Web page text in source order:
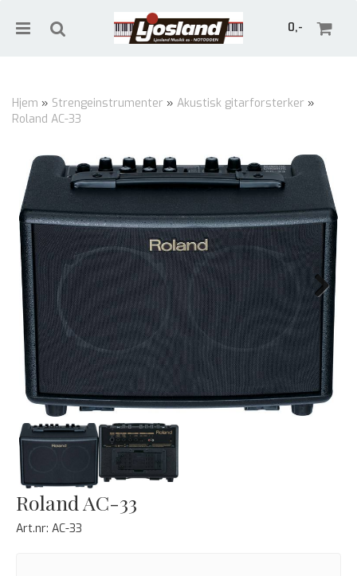
0,-
Hjem » Strengeinstrumenter » Akustisk gitarforsterker »
Roland AC-33
Next
Roland AC-33
Art.nr: AC-33
Trykk ENTER for å søke